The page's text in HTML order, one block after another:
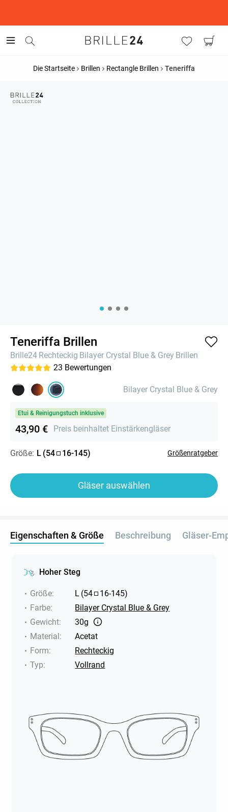
Die Startseite Brillen Rectangle Brillen Teneriffa
Teneriffa Brillen
Brille24 Rechteckig Bilayer Crystal Blue & Grey Brillen
23 Bewertungen
Bilayer Crystal Blue & Grey
Etui & Reinigungstuch inklusive
43,90 € Preis beinhaltet Einstärkengläser
Größe: L (54 16-145) Größenratgeber
Gläser auswählen
Eigenschaften & Größe Beschreibung Gläser-
Hoher Steg
Größe: L (54 16-145)
Farbe:
Bilayer Crystal Blue & Grey
Gewicht:
30g
Material:
Acetat
Form:
Rechteckig
Typ: Vollrand